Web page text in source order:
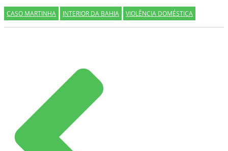
CASO MARTINHA INTERIOR DA BAHIA VIOLÊNCIA DOMÉSTICA